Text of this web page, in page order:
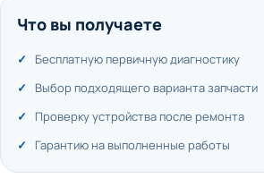
Что вы получаете
Бесплатную первичную диагностику
Выбор подходящего варианта запчасти
Проверку устройства после ремонта
Гарантию на выполненные работы